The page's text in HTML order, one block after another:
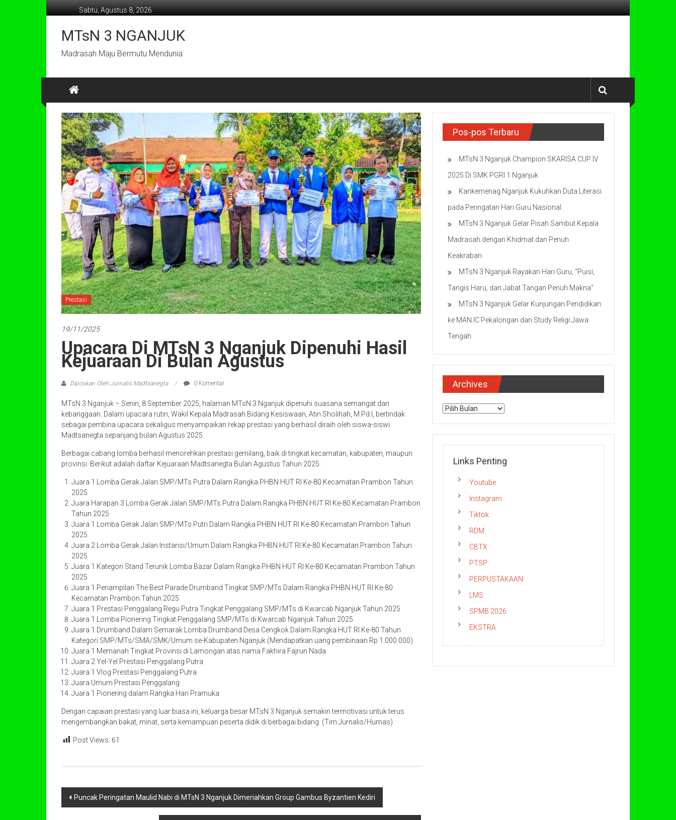
ke
Sabtu, Agustus 8, 2026
MTsN 3 NGANJUK
Madrasah Maju Bermutu Mendunia
Prestasi
19/11/2025
Upacara Di MTsN 3 Nganjuk Dipenuhi Hasil
Kejuaraan Di Bulan Agustus
Diposkan Oleh:Jurnalis Madtsanegta 0 Komentar
MTsN 3 Nganjuk – Senin, 8 September 2025, halaman MTsN 3 Nganjuk dipenuhi suasana semangat dan
kebanggaan. Dalam upacara rutin, Wakil Kepala Madrasah Bidang Kesiswaan, Atin Sholihah, M.Pd.I, bertindak
sebagai pembina upacara sekaligus menyampaikan rekap prestasi yang berhasil diraih oleh siswa-siswi
Madtsanegta sepanjang bulan Agustus 2025.
Berbagai cabang lomba berhasil menorehkan prestasi gemilang, baik di tingkat kecamatan, kabupaten, maupun
provinsi. Berikut adalah daftar Kejuaraan Madtsanegta Bulan Agustus Tahun 2025:
Juara 1 Lomba Gerak Jalan SMP/MTs Putra Dalam Rangka PHBN HUT RI Ke-80 Kecamatan Prambon Tahun
2025
Juara Harapan 3 Lomba Gerak Jalan SMP/MTs Putra Dalam Rangka PHBN HUT RI Ke-80 Kecamatan Prambon
Tahun 2025
Juara 1 Lomba Gerak Jalan SMP/MTs Putri Dalam Rangka PHBN HUT RI Ke-80 Kecamatan Prambon Tahun
2025
Juara 2 Lomba Gerak Jalan Instansi/Umum Dalam Rangka PHBN HUT RI Ke-80 Kecamatan Prambon Tahun
2025
Juara 1 Kategori Stand Terunik Lomba Bazar Dalam Rangka PHBN HUT RI Ke-80 Kecamatan Prambon Tahun
2025
Juara 1 Penampilan The Best Parade Drumband Tingkat SMP/MTs Dalam Rangka PHBN HUT RI Ke-80
Kecamatan Prambon Tahun 2025
Juara 1 Prestasi Penggalang Regu Putra Tingkat Penggalang SMP/MTs di Kwarcab Nganjuk Tahun 2025
Juara 1 Lomba Pionering Tingkat Penggalang SMP/MTs di Kwarcab Nganjuk Tahun 2025
Juara 1 Drumband Dalam Semarak Lomba Drumband Desa Cengkok Dalam Rangka HUT RI Ke-80 Tahun
Kategori SMP/MTs/SMA/SMK/Umum se-Kabupaten Nganjuk (Mendapatkan uang pembinaan Rp 1.000.000)
Juara 1 Memanah Tingkat Provinsi di Lamongan atas nama Fakhira Fajrun Nada
Juara 2 Yel-Yel Prestasi Penggalang Putra
Juara 1 Vlog Prestasi Penggalang Putra
Juara Umum Prestasi Penggalang
Juara 1 Pionering dalam Rangka Hari Pramuka
Dengan capaian prestasi yang luar biasa ini, keluarga besar MTsN 3 Nganjuk semakin termotivasi untuk terus
mengembangkan bakat, minat, serta kemampuan peserta didik di berbagai bidang. (Tim Jurnalis/Humas)
Post Views: 61
Navigasi
Puncak Peringatan Maulid Nabi di MTsN 3 Nganjuk Dimeriahkan Group Gambus Byzantien Kediri
Pos-pos Terbaru
MTsN 3 Nganjuk Champion SKARISA CUP IV
2025 Di SMK PGRI 1 Nganjuk
Kankemenag Nganjuk Kukuhkan Duta Literasi
pada Peringatan Hari Guru Nasional
MTsN 3 Nganjuk Gelar Pisah Sambut Kepala
Madrasah dengan Khidmat dan Penuh
Keakraban
MTsN 3 Nganjuk Rayakan Hari Guru, “Puisi,
Tangis Haru, dan Jabat Tangan Penuh Makna”
MTsN 3 Nganjuk Gelar Kunjungan Pendidikan
ke MAN IC Pekalongan dan Study Religi Jawa
Tengah
Archives
Archives
Links Penting
Youtube
Instagram
Tiktok
RDM
CBTX
PTSP
PERPUSTAKAAN
LMS
SPMB 2026
EKSTRA